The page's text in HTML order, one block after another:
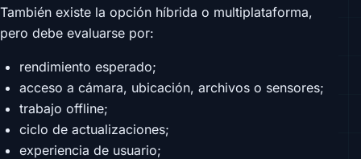
También existe la opción híbrida o multiplataforma,
pero debe evaluarse por:
rendimiento esperado;
acceso a cámara, ubicación, archivos o sensores;
trabajo offline;
ciclo de actualizaciones;
experiencia de usuario;